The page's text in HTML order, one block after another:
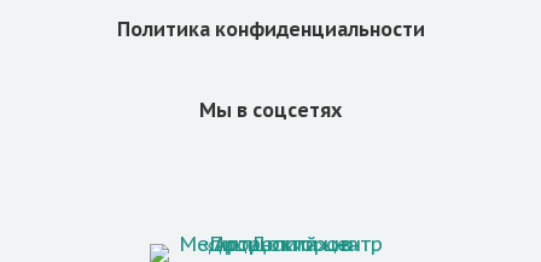
Политика конфиденциальности
Мы в соцсетях